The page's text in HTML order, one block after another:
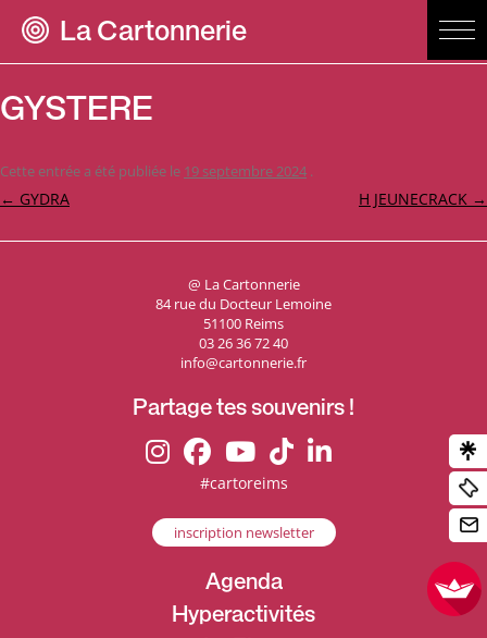
La Cartonnerie
GYSTERE
Cette entrée a été publiée le 19 septembre 2024 .
Navigation
← GYDRA H JEUNECRACK →
@ La Cartonnerie
84 rue du Docteur Lemoine
51100 Reims
03 26 36 72 40
info@cartonnerie.fr
Partage tes souvenirs !
#cartoreims
inscription newsletter
Agenda
Hyperactivités